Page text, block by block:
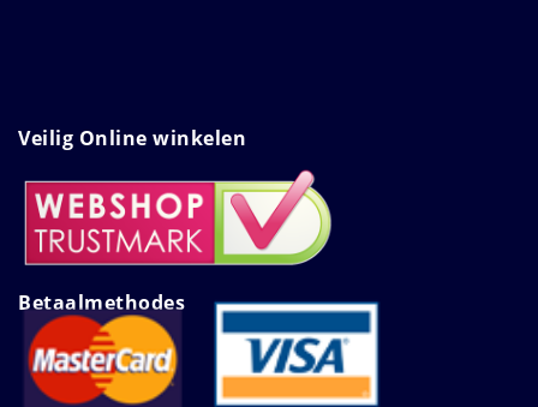
Veilig Online winkelen
Betaalmethodes